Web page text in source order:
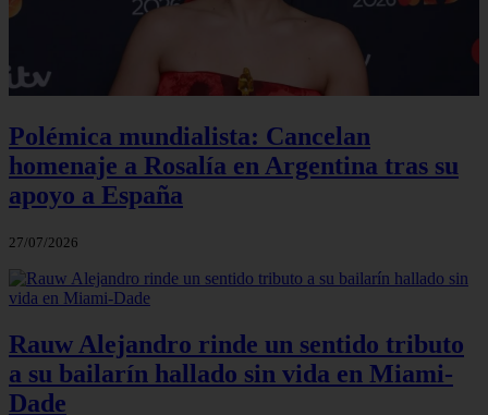
Polémica mundialista: Cancelan
homenaje a Rosalía en Argentina tras su
apoyo a España
27/07/2026
Rauw Alejandro rinde un sentido tributo
a su bailarín hallado sin vida en Miami-
Dade